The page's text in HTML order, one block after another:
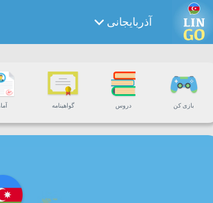
آذربایجانی
بازی کن دروس گواهینامه آمار